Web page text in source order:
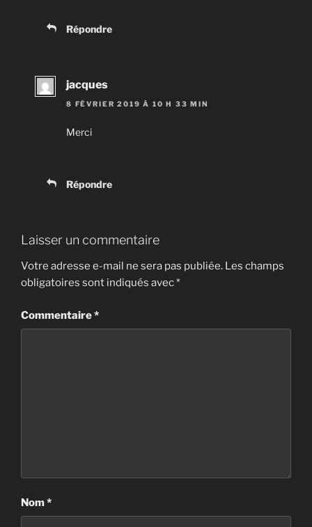
Répondre
jacques
8 FÉVRIER 2019 À 10 H 33 MIN
Merci
Répondre
Laisser un commentaire
Votre adresse e-mail ne sera pas publiée. Les champs
obligatoires sont indiqués avec*
Commentaire*
Nom*